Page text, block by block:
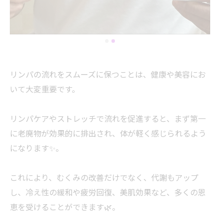
リンパの流れをスムーズに保つことは、健康や美容にお
いて大変重要です。
リンパケアやストレッチで流れを促進すると、まず第一
に老廃物が効果的に排出され、体が軽く感じられるよう
になります✨。
これにより、むくみの改善だけでなく、代謝もアップ
し、冷え性の緩和や疲労回復、美肌効果など、多くの恩
恵を受けることができます🌿。